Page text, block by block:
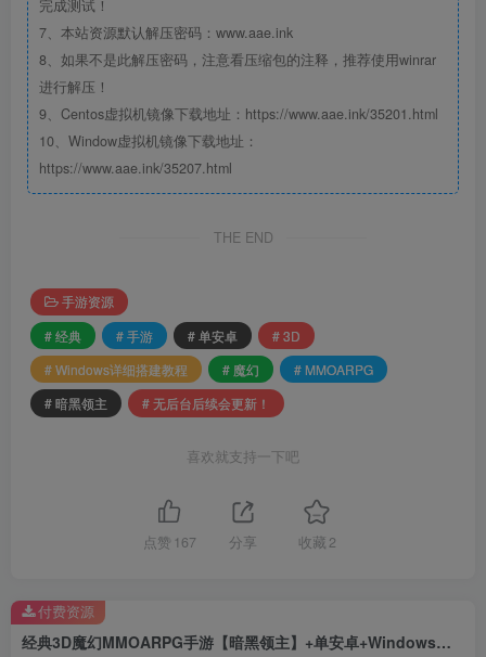
完成测试！
7、本站资源默认解压密码：www.aae.ink
8、如果不是此解压密码，注意看压缩包的注释，推荐使用winrar
进行解压！
9、Centos虚拟机镜像下载地址：https://www.aae.ink/35201.html
10、Window虚拟机镜像下载地址：
https://www.aae.ink/35207.html
THE END
手游资源
# 经典
# 手游 # 单安卓
# 3D
# Windows详细搭建教程
# 魔幻
# MMOARPG
# 暗黑领主
# 无后台后续会更新！
喜欢就支持一下吧
点赞 167 分享 收藏 2
经典3D魔幻MMOARPG手游【暗黑领主】+单安卓+Windows详细搭建教程（无后台后续会更新！）
付费资源